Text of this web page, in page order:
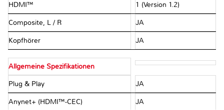
HDMI™ 1 (Version 1.2)
Composite, L / R JA
Kopfhörer JA
Allgemeine Spezifikationen
Plug & Play JA
Anynet+ (HDMI™-CEC) JA